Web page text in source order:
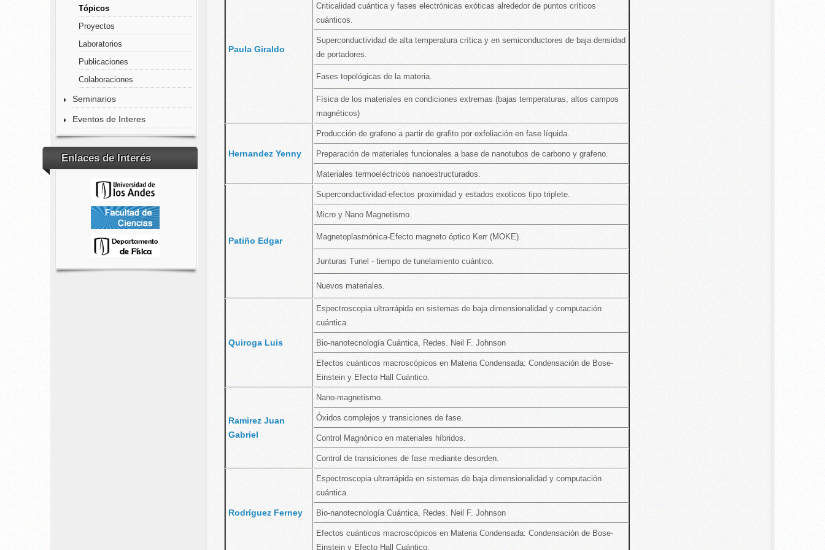
Tópicos
Proyectos
Laboratorios
Publicaciones
Colaboraciones
Seminarios
Eventos de Interes
Enlaces de Interés
Paula Giraldo
Criticalidad cuántica y fases electrónicas exóticas alrededor de puntos críticos
cuánticos.
Superconductividad de alta temperatura crítica y en semiconductores de baja densidad
de portadores.
Fases topológicas de la materia.
Física de los materiales en condiciones extremas (bajas temperaturas, altos campos
magnéticos)
Hernandez Yenny
Producción de grafeno a partir de grafito por exfoliación en fase líquida.
Preparación de materiales funcionales a base de nanotubos de carbono y grafeno.
Materiales termoeléctricos nanoestructurados.
Patiño Edgar
Superconductividad-efectos proximidad y estados exoticos tipo triplete.
Micro y Nano Magnetismo.
Magnetoplasmónica-Efecto magneto óptico Kerr (MOKE).
Junturas Tunel - tiempo de tunelamiento cuántico.
Nuevos materiales.
Quiroga Luis
Espectroscopia ultrarrápida en sistemas de baja dimensionalidad y computación
cuántica.
Bio-nanotecnología Cuántica, Redes. Neil F. Johnson
Efectos cuánticos macroscópicos en Materia Condensada: Condensación de Bose-
Einstein y Efecto Hall Cuántico.
Ramirez Juan
Gabriel
Nano-magnetismo.
Óxidos complejos y transiciones de fase.
Control Magnónico en materiales híbridos.
Control de transiciones de fase mediante desorden.
Rodríguez Ferney
Espectroscopia ultrarrápida en sistemas de baja dimensionalidad y computación
cuántica.
Bio-nanotecnología Cuántica, Redes. Neil F. Johnson
Efectos cuánticos macroscópicos en Materia Condensada: Condensación de Bose-
Einstein y Efecto Hall Cuántico.